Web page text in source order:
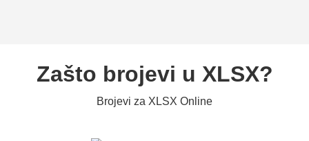
Zašto brojevi u XLSX?
Brojevi za XLSX Online